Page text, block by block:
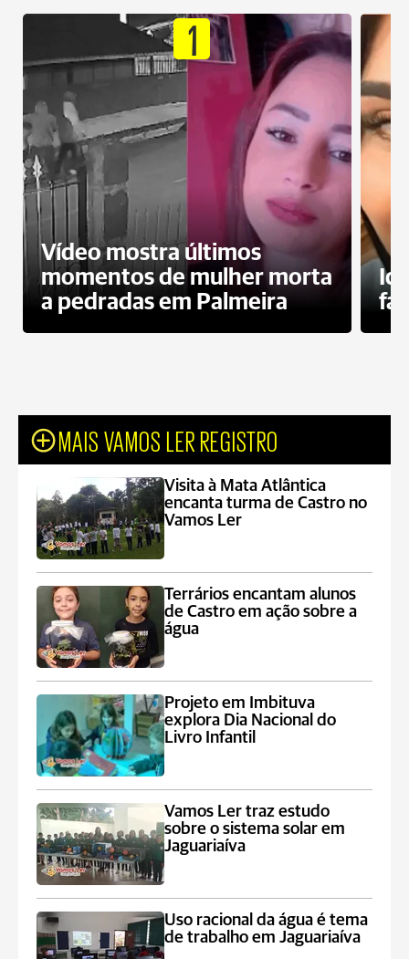
1
Vídeo mostra últimos
momentos de mulher morta
a pedradas em Palmeira
MAIS VAMOS LER REGISTRO
Visita à Mata Atlântica
encanta turma de Castro no
Vamos Ler
Terrários encantam alunos
de Castro em ação sobre a
água
Projeto em Imbituva
explora Dia Nacional do
Livro Infantil
Vamos Ler traz estudo
sobre o sistema solar em
Jaguariaíva
Uso racional da água é tema
de trabalho em Jaguariaíva